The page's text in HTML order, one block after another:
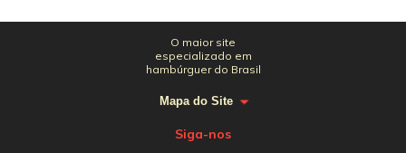
O maior site
especializado em
hambúrguer do Brasil
Mapa do Site
Siga-nos